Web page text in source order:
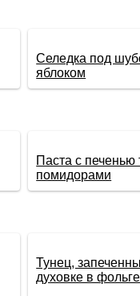
Селедка под
яблоком
Паста с печенью
помидорами
Тунец,
духовке в фольге